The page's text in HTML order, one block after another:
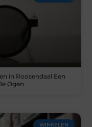
in Roosendaal Een
Ogen
WINKELEN